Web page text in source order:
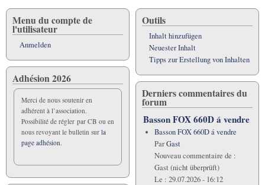
Menu du compte de
l'utilisateur
Anmelden
Adhésion 2026
Merci de nous soutenir en
adhérent à l’association.
Possibilité de régler par CB ou en
nous revoyant le bulletin sur la
page adhésion.
Outils
Inhalt hinzufügen
Neuester Inhalt
Tipps zur Erstellung von Inhalten
Derniers commentaires du
forum
Basson FOX 660D á vendre
Basson FOX 660D á vendre
ParGast
Nouveau commentaire de :
Gast (nicht überprüft)
Le : 29.07.2026 - 16:12